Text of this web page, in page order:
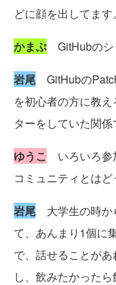
どに顔を出してます。
かまぷGitHubのシ
岩尾 GitHubの
を初心者の方に教
ターをしていた関係
ゆうこ いろいろ参
コミュニティとは
岩尾 大学生の時か
て、あんまり1個に
で、話せることが
し、飲みたかった